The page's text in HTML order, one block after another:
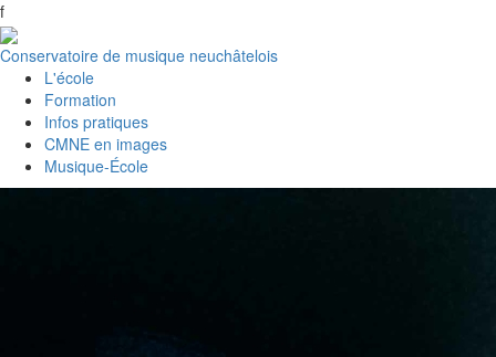
f
Conservatoire de musique neuchâtelois
L'école
Formation
Infos pratiques
CMNE en images
Musique-École